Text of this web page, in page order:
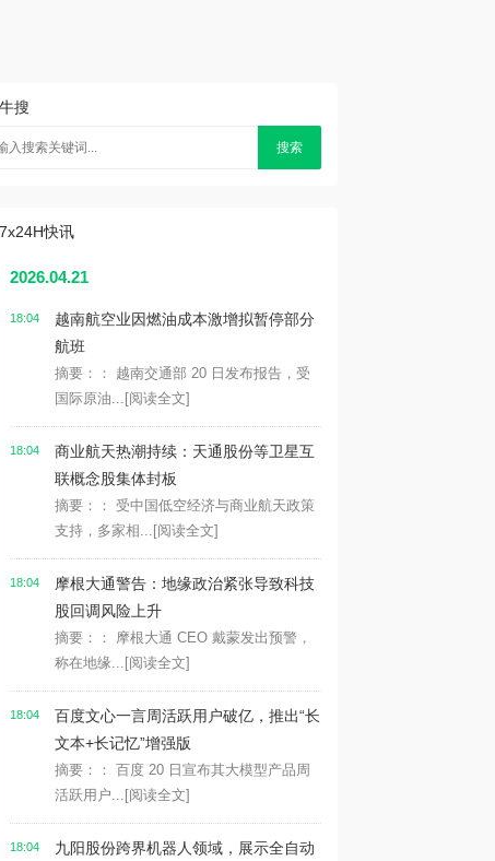
牛搜
搜索
7x24H快讯
2026.04.21
18:04
越南航空业因燃油成本激增拟暂停部分
航班
摘要：： 越南交通部 20 日发布报告，受
国际原油... [阅读全文]
18:04
商业航天热潮持续：天通股份等卫星互
联概念股集体封板
摘要：： 受中国低空经济与商业航天政策
支持，多家相... [阅读全文]
18:04
摩根大通警告：地缘政治紧张导致科技
股回调风险上升
摘要：： 摩根大通 CEO 戴蒙发出预警，
称在地缘... [阅读全文]
18:04
百度文心一言周活跃用户破亿，推出“长
文本+长记忆”增强版
摘要：： 百度 20 日宣布其大模型产品周
活跃用户... [阅读全文]
18:04
九阳股份跨界机器人领域，展示全自动